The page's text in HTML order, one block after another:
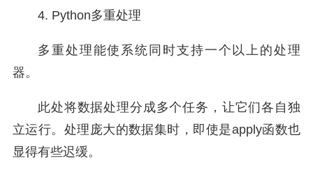
4. Python多重处理
多重处理能使系统同时支持一个以上的处理
器。
此处将数据处理分成多个任务，让它们各自独
立运行。处理庞大的数据集时，即使是apply函数也
显得有些迟缓。